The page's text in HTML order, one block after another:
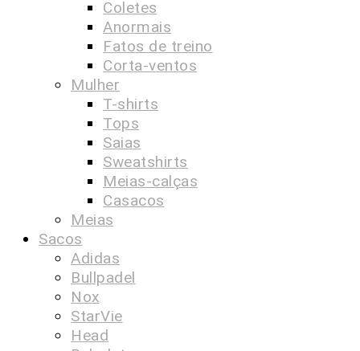
Coletes
Anormais
Fatos de treino
Corta-ventos
Mulher
T-shirts
Tops
Saias
Sweatshirts
Meias-calças
Casacos
Meias
Sacos
Adidas
Bullpadel
Nox
StarVie
Head